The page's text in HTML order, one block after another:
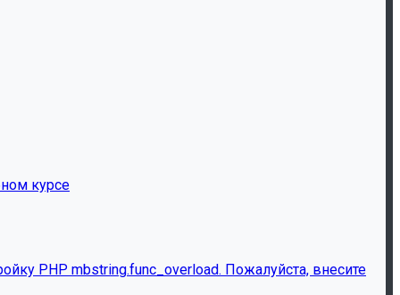
курсе
PHP mbstring.func_overload. Пожалуйста, внесите